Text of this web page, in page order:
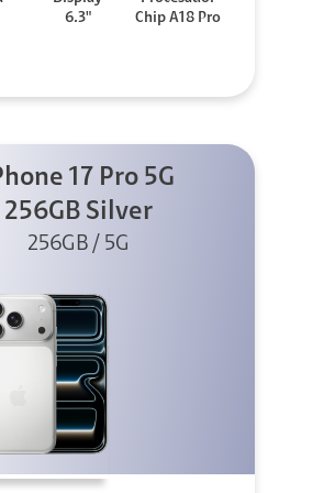
6.3"
Chip A18 Pro
17 Pro 5G
256GB Silver
256GB / 5G